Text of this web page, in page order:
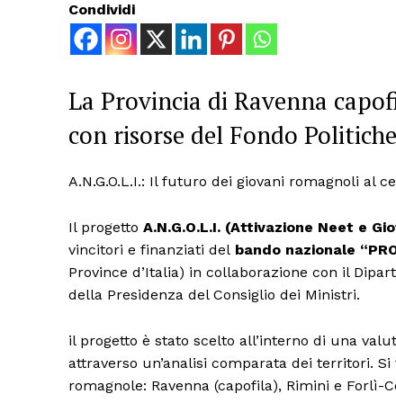
Condividi
La Provincia di Ravenna
con risorse del Fondo
A.N.G.O.L.I.: Il futuro dei giovani romagnoli al
Il progetto A.N.G.O.L.I. (Attivazione Neet e
vincitori e finanziati del bando nazionale
Province d’Italia) in collaborazione con il
della Presidenza del Consiglio dei Ministri.
il progetto è stato scelto all’interno di una
attraverso un’analisi comparata dei territori.
romagnole: Ravenna (capofila), Rimini e Forlì-